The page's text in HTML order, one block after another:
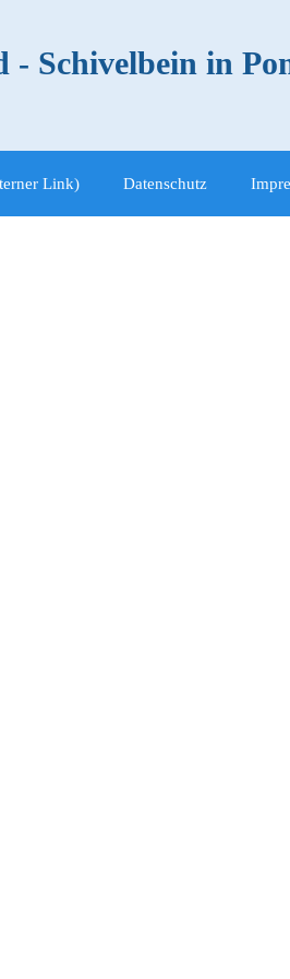
- Schivelbein in
Link) Datenschutz